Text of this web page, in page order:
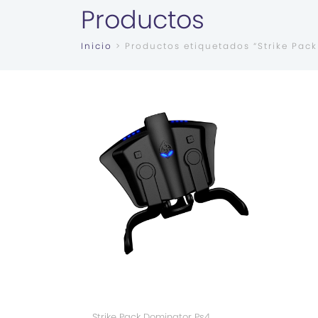
Productos
Inicio > Productos etiquetados “Strike Pack